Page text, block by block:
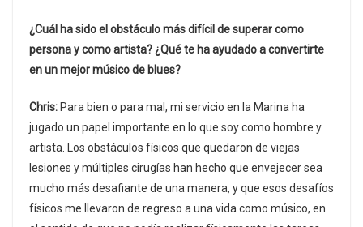
¿Cuál ha sido el obstáculo más difícil de superar como
persona y como artista? ¿Qué te ha ayudado a convertirte
en un mejor músico de blues?
Chris: Para bien o para mal, mi servicio en la Marina ha
jugado un papel importante en lo que soy como hombre y
artista. Los obstáculos físicos que quedaron de viejas
lesiones y múltiples cirugías han hecho que envejecer sea
mucho más desafiante de una manera, y que esos desafíos
físicos me llevaron de regreso a una vida como músico, en